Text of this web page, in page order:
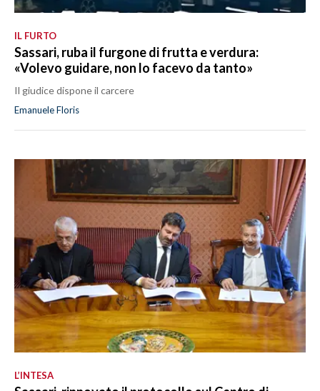
IL FURTO
Sassari, ruba il furgone di frutta e verdura:
«Volevo guidare, non lo facevo da tanto»
Il giudice dispone il carcere
Emanuele Floris
L’INTESA